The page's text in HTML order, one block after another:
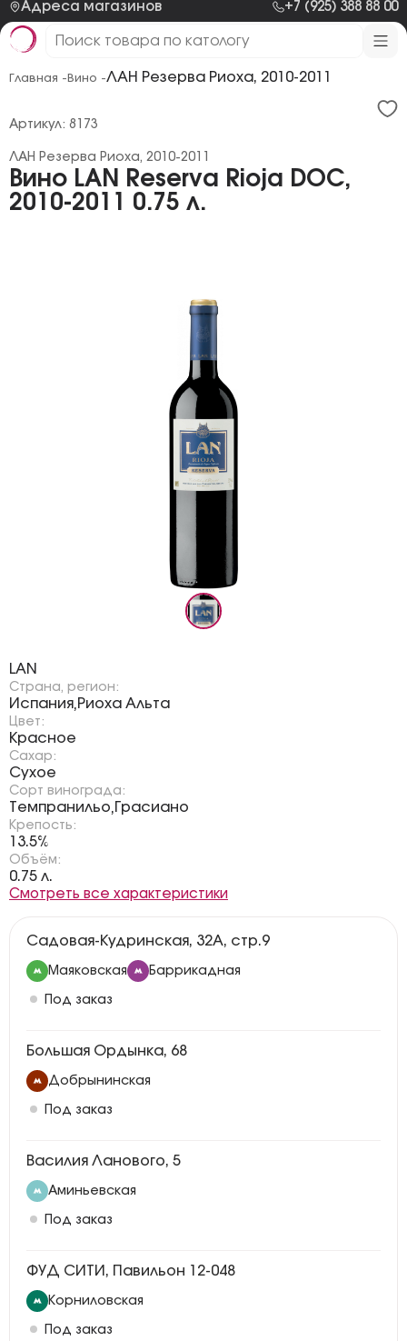
Адреса магазинов +7 (925) 388 88 00
Главная - Вино -ЛАН Резерва Риоха, 2010-2011
Вино LAN Reserva Rioja DOC,
2010-2011 0.75 л.
ЛАН Резерва Риоха, 2010-2011
Артикул: 8173
LAN
Страна, регион:
Испания,Риоха Альта
Цвет:
Красное
Сахар:
Сухое
Сорт винограда:
Темпранильо,Грасиано
Крепость:
13.5%
Объём:
0.75 л.
Смотреть все характеристики
Садовая-Кудринская, 32А, стр.9
Маяковская Баррикадная
Под заказ
Большая Ордынка, 68
Добрынинская
Под заказ
Василия Ланового, 5
Аминьевская
Под заказ
ФУД СИТИ, Павильон 12-048
Корниловская
Под заказ